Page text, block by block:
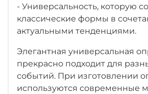
- Универсальность, которую
классические формы в
актуальными тенденциями.
Элегантная универсальная
прекрасно подходит для
событий. При изготовлении
используются современные